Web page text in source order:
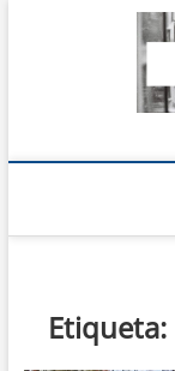
Etiqueta: